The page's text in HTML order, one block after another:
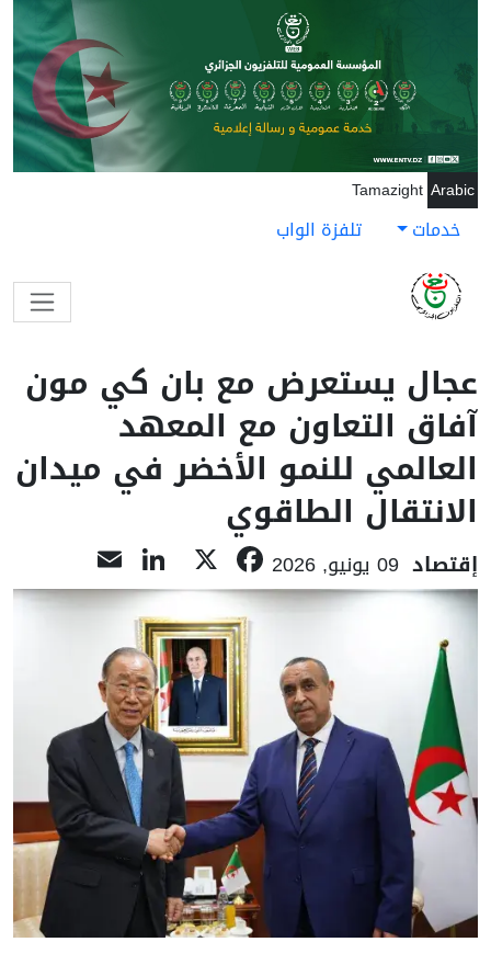
تجاوز إلى المحتوى الرئيسي
Arabic
Tamazight
خدمات تلفزة الواب
عجال يستعرض مع بان كي مون
آفاق التعاون مع المعهد
العالمي للنمو الأخضر في ميدان
الانتقال الطاقوي
إقتصاد 09 يونيو, 2026 Facebook
LinkedIn